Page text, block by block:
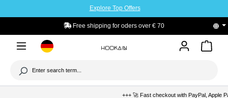
Explore Top Offers
Free shipping for oders over € 70
+++ 🚀 Fast checkout with PayPal, Apple Pay